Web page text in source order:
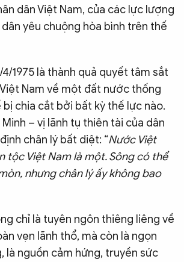
dân Việt Nam, của các lực lượng
yêu chuộng hòa bình trên thế
1975 là thành quả quyết tâm sắt
Nam về một đất nước thống
bị chia cắt bởi bất kỳ thế lực nào.
– vị lãnh tụ thiên tài của dân
chân lý bất diệt: “Nước Việt
tộc Việt Nam là một. Sông có thể
nhưng chân lý ấy không bao
chỉ là tuyên ngôn thiêng liêng về
vẹn lãnh thổ, mà còn là ngọn
là nguồn cảm hứng, truyền sức